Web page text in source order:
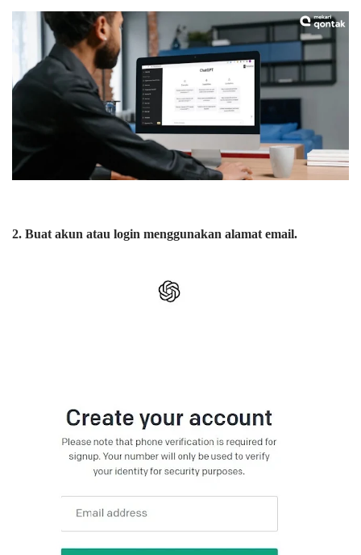
2. Buat akun atau login menggunakan alamat email.